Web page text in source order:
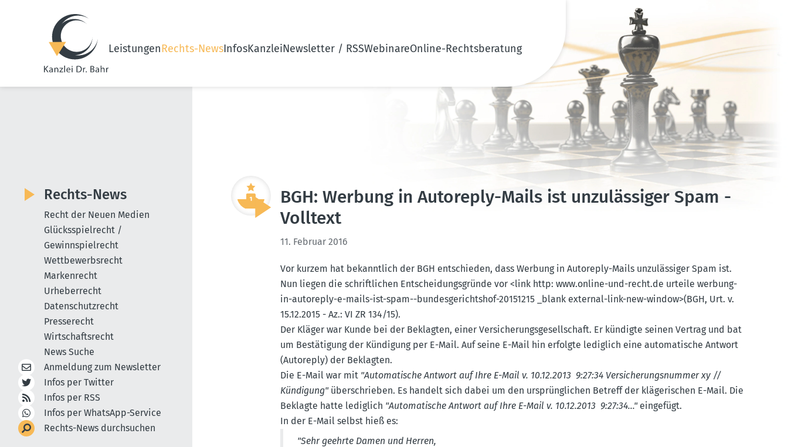
LeistungenRechts-NewsInfosKanzleiNewsletter / RSSWebinareOnline-Rechtsberatung
BGH: Werbung in Autoreply-Mails ist unzuläs­siger Spam -
Volltext
11. Februar 2016
Vor kurzem hat bekanntlich der BGH entschieden, dass Werbung in Autoreply-Mails unzuläs­siger Spam ist.
Nun liegen die schrift­lichen Entschei­dungs­gründe vor <link http: www.​online-​und-​recht.​de urteile werbung-
in-autoreply-e-mails-ist-spam--bundes­ge­richtshof-20151215 _blank external-link-new-window>(BGH, Urt. v.
15.12.2015 - Az.: VI ZR 134/15).
Der Kläger war Kunde bei der Beklagten, einer Versi­che­rungs­ge­sell­schaft. Er kündigte seinen Vertrag und bat
um Bestä­tigung der Kündigung per E-Mail. Auf seine E-Mail hin erfolgte lediglich eine automa­tische Antwort
(Autoreply) der Beklagten.
Die E-Mail war mit "Automa­tische Antwort auf Ihre E-Mail v. 10.12.2013 9:27:34 Versi­che­rungs­nummer xy //
Kündigung"überschrieben. Es handelt sich dabei um den ursprüng­lichen Betreff der kläge­ri­schen E-Mail. Die
Beklagte hatte lediglich "Automa­tische Antwort auf Ihre E-Mail v. 10.12.2013 9:27:34..."eingefügt.
In der E-Mail selbst hieß es:
"Sehr geehrte Damen und Herren,
Rechts-News
Recht der Neuen Medien
Glücksspielrecht /
Gewinnspielrecht
Wettbewerbsrecht
Markenrecht
Urheberrecht
Datenschutzrecht
Presserecht
Wirtschaftsrecht
News Suche
Anmeldung zum Newsletter
Infos per Twitter
Infos per RSS
Infos per WhatsApp-Service
Rechts-News durchsuchen